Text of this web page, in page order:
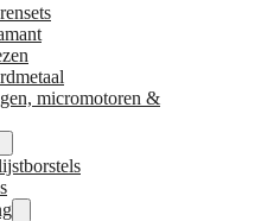
micromotoren &